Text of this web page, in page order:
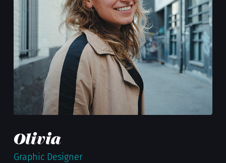
Olivia
Graphic Designer